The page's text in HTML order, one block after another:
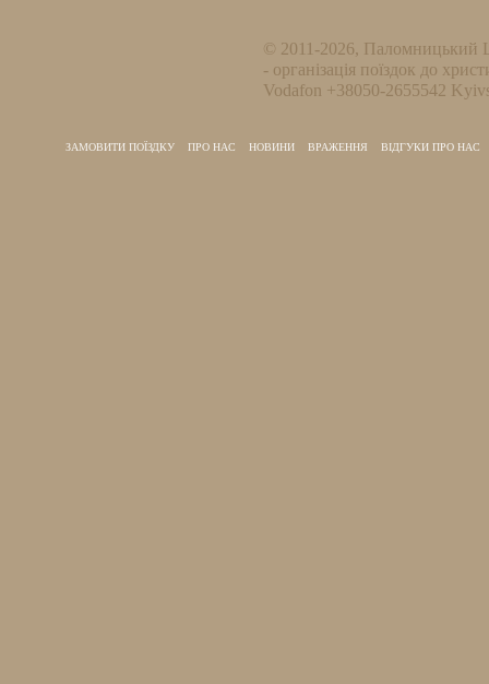
© 2011-2026, Паломницький
- організація поїздок до
Vodafon +38050-2655542
ЗАМОВИТИ ПОЇЗДКУ ПРО НАС НОВИНИ ВРАЖЕННЯ ВІДГУКИ ПРО НАС